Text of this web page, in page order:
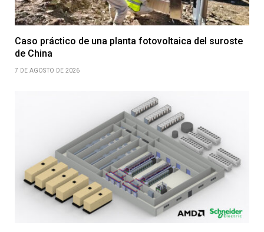
Caso práctico de una planta fotovoltaica del suroste
de China
7 DE AGOSTO DE 2026